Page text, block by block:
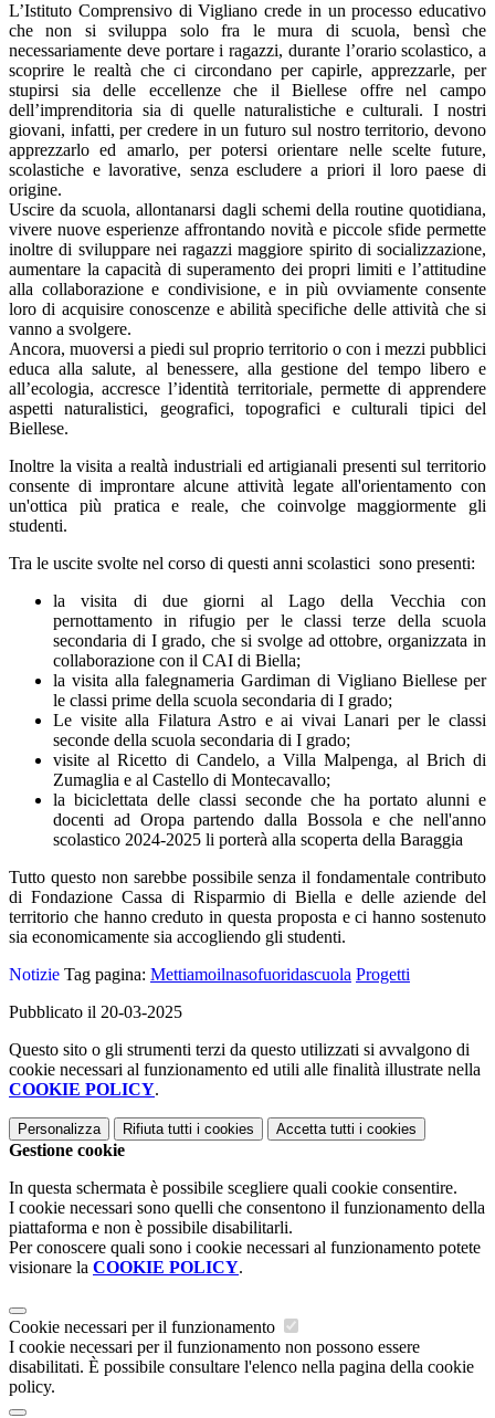
L’Istituto Comprensivo di Vigliano crede in un processo educativo
che non si sviluppa solo fra le mura di scuola, bensì che
necessariamente deve portare i ragazzi, durante l’orario scolastico, a
scoprire le realtà che ci circondano per capirle, apprezzarle, per
stupirsi sia delle eccellenze che il Biellese offre nel campo
dell’imprenditoria sia di quelle naturalistiche e culturali. I nostri
giovani, infatti, per credere in un futuro sul nostro territorio, devono
apprezzarlo ed amarlo, per potersi orientare nelle scelte future,
scolastiche e lavorative, senza escludere a priori il loro paese di
origine.
Uscire da scuola, allontanarsi dagli schemi della routine quotidiana,
vivere nuove esperienze affrontando novità e piccole sfide permette
inoltre di sviluppare nei ragazzi maggiore spirito di socializzazione,
aumentare la capacità di superamento dei propri limiti e l’attitudine
alla collaborazione e condivisione, e in più ovviamente consente
loro di acquisire conoscenze e abilità specifiche delle attività che si
vanno a svolgere.
Ancora, muoversi a piedi sul proprio territorio o con i mezzi pubblici
educa alla salute, al benessere, alla gestione del tempo libero e
all’ecologia, accresce l’identità territoriale, permette di apprendere
aspetti naturalistici, geografici, topografici e culturali tipici del
Biellese.
Inoltre la visita a realtà industriali ed artigianali presenti sul territorio
consente di improntare alcune attività legate all'orientamento con
un'ottica più pratica e reale, che coinvolge maggiormente gli
studenti.
Tra le uscite svolte nel corso di questi anni scolastici sono presenti:
la visita di due giorni al Lago della Vecchia con
pernottamento in rifugio per le classi terze della scuola
secondaria di I grado, che si svolge ad ottobre, organizzata in
collaborazione con il CAI di Biella;
la visita alla falegnameria Gardiman di Vigliano Biellese per
le classi prime della scuola secondaria di I grado;
Le visite alla Filatura Astro e ai vivai Lanari per le classi
seconde della scuola secondaria di I grado;
visite al Ricetto di Candelo, a Villa Malpenga, al Brich di
Zumaglia e al Castello di Montecavallo;
la biciclettata delle classi seconde che ha portato alunni e
docenti ad Oropa partendo dalla Bossola e che nell'anno
scolastico 2024-2025 li porterà alla scoperta della Baraggia
Tutto questo non sarebbe possibile senza il fondamentale contributo
di Fondazione Cassa di Risparmio di Biella e delle aziende del
territorio che hanno creduto in questa proposta e ci hanno sostenuto
sia economicamente sia accogliendo gli studenti.
Notizie Tag pagina: Mettiamoilnasofuoridascuola Progetti
Pubblicato il 20-03-2025
Questo sito o gli strumenti terzi da questo utilizzati si avvalgono di
cookie necessari al funzionamento ed utili alle finalità illustrate nella
COOKIE POLICY.
Personalizza Rifiuta tutti i cookies Accetta tutti i cookies
Gestione cookie
In questa schermata è possibile scegliere quali cookie consentire.
I cookie necessari sono quelli che consentono il funzionamento della
piattaforma e non è possibile disabilitarli.
Per conoscere quali sono i cookie necessari al funzionamento potete
visionare la COOKIE POLICY.
Cookie necessari per il funzionamento
I cookie necessari per il funzionamento non possono essere
disabilitati. È possibile consultare l'elenco nella pagina della cookie
policy.